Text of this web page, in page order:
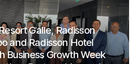
Galle, Radisson
and Radisson Hotel
Business Growth Week